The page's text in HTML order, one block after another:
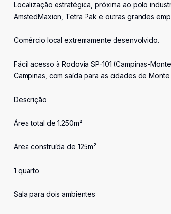
Localização estratégica, próxima ao polo
AmstedMaxion, Tetra Pak e outras grandes
Comércio local extremamente desenvolvido.
Fácil acesso à Rodovia SP-101 (Campinas-
Campinas, com saída para as cidades de
Descrição
Área total de 1.250m²
Área construída de 125m²
1 quarto
Sala para dois ambientes